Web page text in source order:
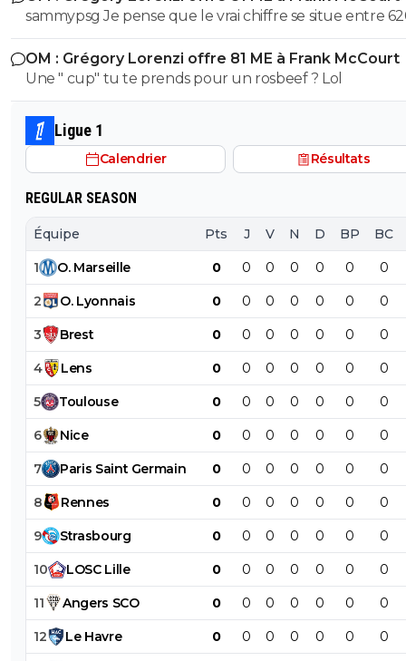
sammypsg Je pense que le vrai chiffre se situe entre
700 M
OM : Grégory Lorenzi offre 81 ME à Frank McCourt
Une " cup" tu te prends pour un rosbeef ? Lol
Ligue 1
Calendrier Résultats
REGULAR SEASON
Équipe Pts J V N D BP BC
1 O. Marseille 0 0 0 0 0 0 0
2 O. Lyonnais 0 0 0 0 0 0 0
3 Brest 0 0 0 0 0 0 0
4 Lens 0 0 0 0 0 0 0
5 Toulouse 0 0 0 0 0 0 0
6 Nice 0 0 0 0 0 0 0
7 Paris Saint Germain 0 0 0 0 0 0 0
8 Rennes 0 0 0 0 0 0 0
9 Strasbourg 0 0 0 0 0 0 0
10 LOSC Lille 0 0 0 0 0 0 0
11 Angers SCO 0 0 0 0 0 0 0
12 Le Havre 0 0 0 0 0 0 0